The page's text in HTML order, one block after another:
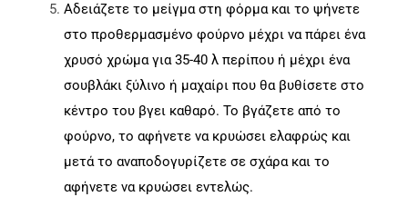
Αδειάζετε το μείγμα στη φόρμα και το ψήνετε
στο προθερμασμένο φούρνο μέχρι να πάρει ένα
χρυσό χρώμα για 35-40 λ περίπου ή μέχρι ένα
σουβλάκι ξύλινο ή μαχαίρι που θα βυθίσετε στο
κέντρο του βγει καθαρό. Το βγάζετε από το
φούρνο, το αφήνετε να κρυώσει ελαφρώς και
μετά το αναποδογυρίζετε σε σχάρα και το
αφήνετε να κρυώσει εντελώς.